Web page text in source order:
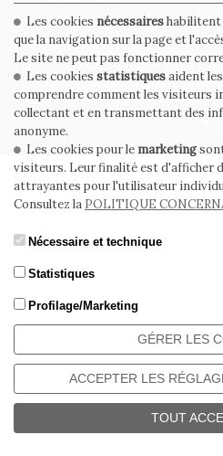
CERDOMUS S.R.L.
Via Emilia Ponente, 1000 - 48014
Tel. +39.0546.652111 - Email:
Codice Fiscale e numero iscrizione
02620780391 - REA RA 217992 -
Les cookies nécessaireshabilitent
que la navigation sur la page et
Le site ne peut pas fonctionner
Les cookies statistiquesaident
comprendre comment les visiteurs
collectant et en transmettant des
anonyme.
Les cookies pour le marketing
visiteurs. Leur finalité est d'afficher
attrayantes pour l'utilisateur
Consultez la POLITIQUE
Nécessaire et technique
Statistiques
Profilage/Marketing
GÉRER LES
ACCEPTER LES
TOUT